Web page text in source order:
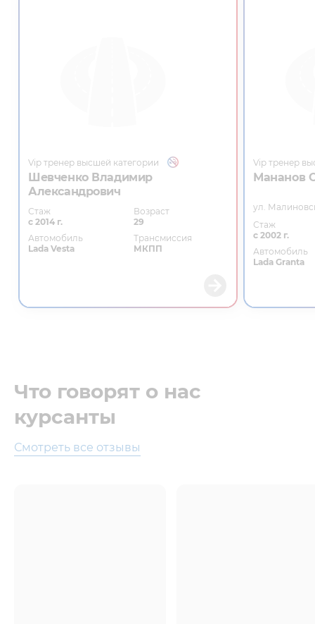
Vip тренер высшей категории
Шевченко Владимир
Александрович
Стаж
с 2014 г.
Возраст
29
Автомобиль
Lada Vesta
Трансмиссия
МКПП
Vip тренер
Мананов
ул.
Стаж
с 2002 г.
Автомобиль
Lada Granta
Что говорят о нас
курсанты
Смотреть все отзывы